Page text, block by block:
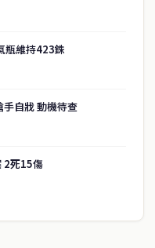
瓶維持423銖
自戕 動機待查
2死15傷
產